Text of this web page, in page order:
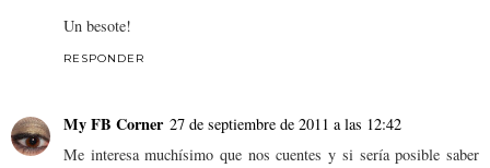
Un besote!
RESPONDER
My FB Corner 27 de septiembre de 2011 a las 12:42
Me interesa muchísimo que nos cuentes y si sería posible saber